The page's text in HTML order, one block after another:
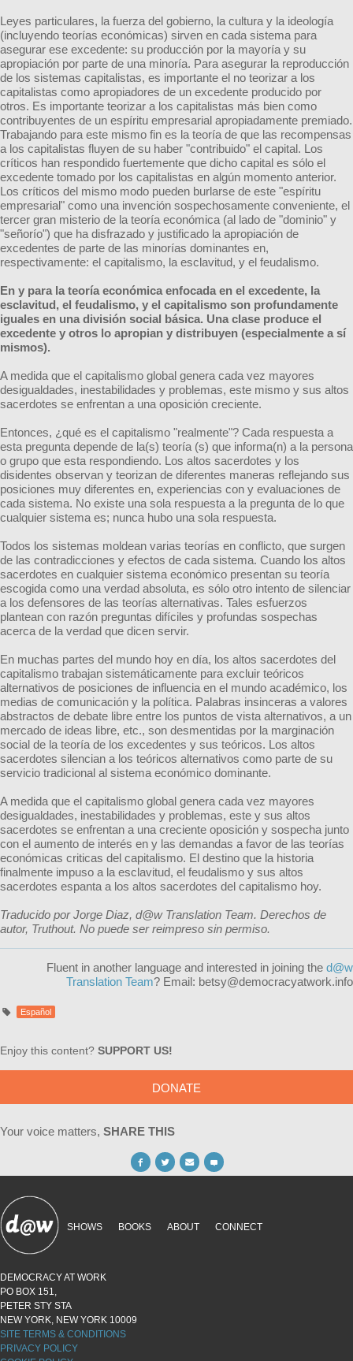
Leyes particulares, la fuerza del gobierno, la cultura y la ideología
(incluyendo teorías económicas) sirven en cada sistema para
asegurar ese excedente: su producción por la mayoría y su
apropiación por parte de una minoría. Para asegurar la reproducción
de los sistemas capitalistas, es importante el no teorizar a los
capitalistas como apropiadores de un excedente producido por
otros. Es importante teorizar a los capitalistas más bien como
contribuyentes de un espíritu empresarial apropiadamente premiado.
Trabajando para este mismo fin es la teoría de que las recompensas
a los capitalistas fluyen de su haber "contribuido" el capital. Los
críticos han respondido fuertemente que dicho capital es sólo el
excedente tomado por los capitalistas en algún momento anterior.
Los críticos del mismo modo pueden burlarse de este "espíritu
empresarial" como una invención sospechosamente conveniente, el
tercer gran misterio de la teoría económica (al lado de "dominio" y
"señorío") que ha disfrazado y justificado la apropiación de
excedentes de parte de las minorías dominantes en,
respectivamente: el capitalismo, la esclavitud, y el feudalismo.
En y para la teoría económica enfocada en el excedente, la
esclavitud, el feudalismo, y el capitalismo son profundamente
iguales en una división social básica. Una clase produce el
excedente y otros lo apropian y distribuyen (especialmente a sí
mismos).
A medida que el capitalismo global genera cada vez mayores
desigualdades, inestabilidades y problemas, este mismo y sus altos
sacerdotes se enfrentan a una oposición creciente.
Entonces, ¿qué es el capitalismo "realmente"? Cada respuesta a
esta pregunta depende de la(s) teoría (s) que informa(n) a la persona
o grupo que esta respondiendo. Los altos sacerdotes y los
disidentes observan y teorizan de diferentes maneras reflejando sus
posiciones muy diferentes en, experiencias con y evaluaciones de
cada sistema. No existe una sola respuesta a la pregunta de lo que
cualquier sistema es; nunca hubo una sola respuesta.
Todos los sistemas moldean varias teorías en conflicto, que surgen
de las contradicciones y efectos de cada sistema. Cuando los altos
sacerdotes en cualquier sistema económico presentan su teoría
escogida como una verdad absoluta, es sólo otro intento de silenciar
a los defensores de las teorías alternativas. Tales esfuerzos
plantean con razón preguntas difíciles y profundas sospechas
acerca de la verdad que dicen servir.
En muchas partes del mundo hoy en día, los altos sacerdotes del
capitalismo trabajan sistemáticamente para excluir teóricos
alternativos de posiciones de influencia en el mundo académico, los
medias de comunicación y la política. Palabras insinceras a valores
abstractos de debate libre entre los puntos de vista alternativos, a un
mercado de ideas libre, etc., son desmentidas por la marginación
social de la teoría de los excedentes y sus teóricos. Los altos
sacerdotes silencian a los teóricos alternativos como parte de su
servicio tradicional al sistema económico dominante.
A medida que el capitalismo global genera cada vez mayores
desigualdades, inestabilidades y problemas, este y sus altos
sacerdotes se enfrentan a una creciente oposición y sospecha junto
con el aumento de interés en y las demandas a favor de las teorías
económicas criticas del capitalismo. El destino que la historia
finalmente impuso a la esclavitud, el feudalismo y sus altos
sacerdotes espanta a los altos sacerdotes del capitalismo hoy.
Traducido por Jorge Diaz, d@w Translation Team. Derechos de
autor, Truthout. No puede ser reimpreso sin permiso.
Fluent in another language and interested in joining the d@w
Translation Team? Email: betsy@democracyatwork.info
Español
Enjoy this content? SUPPORT US!
DONATE
Your voice matters, SHARE THIS
SHOWS BOOKS ABOUT CONNECT
DEMOCRACY AT WORK
PO BOX 151,
PETER STY STA
NEW YORK, NEW YORK 10009
SITE TERMS & CONDITIONS
PRIVACY POLICY